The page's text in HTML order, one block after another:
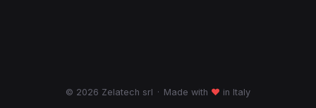
© 2026 Zelatech srl · Made with ♥ in Italy